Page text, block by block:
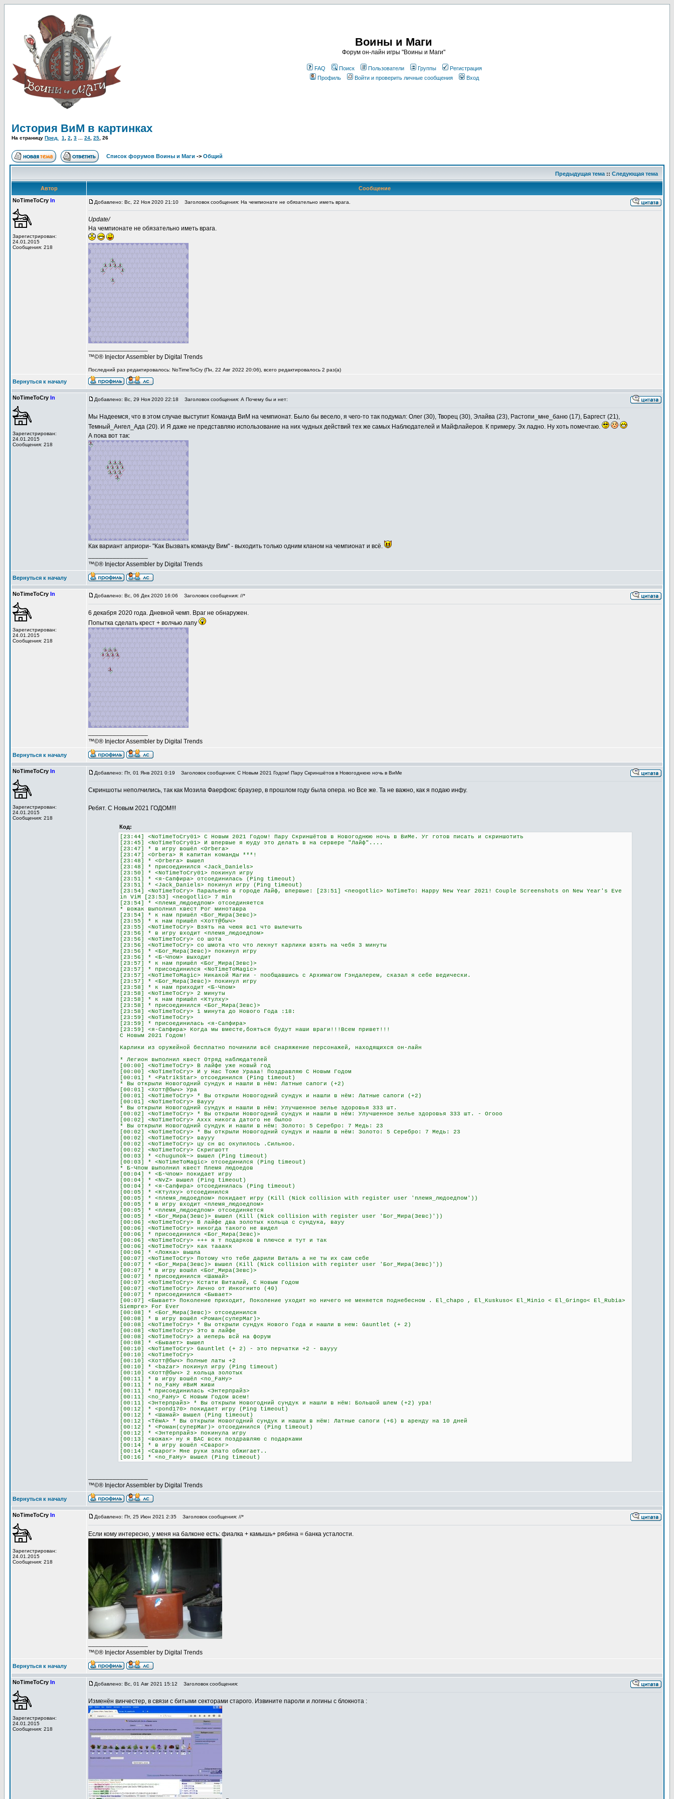
Воины и Маги
Форум он-лайн игры "Воины и Маги"
FAQ Поиск Пользователи Группы
Регистрация
Профиль
Войти и проверить личные сообщения Вход
История ВиМ в картинках
На страницу Пред. 1 2 3 24 25 26
Список форумов Воины и Маги -> Общий
Предыдущая тема :: Следующая тема
Автор
Сообщение
NoTimeToCry In
Зарегистрирован:
24.01.2015
Сообщения: 218
Добавлено: Вс, 22 Ноя 2020 21:10 Заголовок сообщения: На чемпионате не обязательно иметь врага.
Update/
На чемпионате не обязательно иметь врага.
™©® Injector Assembler by Digital Trends
Последний раз редактировалось: NoTimeToCry (Пн, 22 Авг 2022 20:06), всего редактировалось 2 раз(а)
Вернуться к началу
NoTimeToCry In
Зарегистрирован:
24.01.2015
Сообщения: 218
Добавлено: Вс, 29 Ноя 2020 22:18 Заголовок сообщения: А Почему бы и нет:
Мы Надеемся, что в этом случае выступит Команда ВиМ на чемпионат. Было бы весело, я чего-то так подумал: Олег (30), Творец (30), Элайва (23), Растопи_мне_баню (17), Баргест (21),
Темный_Ангел_Ада (20). И Я даже не представляю использование на них чудных действий тех же самых Наблюдателей и Майфлайеров. К примеру. Эх ладно. Ну хоть помечтаю.
А пока вот так:
Как вариант априори- "Как Вызвать команду Вим" - выходить только одним кланом на чемпионат и всё.
™©® Injector Assembler by Digital Trends
Вернуться к началу
NoTimeToCry In
Зарегистрирован:
24.01.2015
Сообщения: 218
Добавлено: Вс, 06 Дек 2020 16:06 Заголовок сообщения: //*
6 декабря 2020 года. Дневной чемп. Враг не обнаружен.
Попытка сделать крест + волчью лапу
™©® Injector Assembler by Digital Trends
Вернуться к началу
NoTimeToCry In
Зарегистрирован:
24.01.2015
Сообщения: 218
Добавлено: Пт, 01 Янв 2021 0:19 Заголовок сообщения: C Новым 2021 Годом! Пару Скриншётов в Новогоднюю ночь в ВиМе
Скриншоты неполчились, так как Мозила Фаерфокс браузер, в прошлом году была опера. но Все же. Та не важно, как я подаю инфу.
Ребят. С Новым 2021 ГОДОМ!!!
Код:
[23:44] <NoTimeToCry01> C Новым 2021 Годом! Пару Скриншётов в Новогоднюю ночь в ВиМе. Уг готов писать и скриншотить
[23:45] <NoTimeToCry01> И впервые я юуду это делать в на сервере "Лайф"....
[23:47] * в игру вошёл <Orbera>
[23:47] <Orbera> Я капитан команды ***!
[23:48] * <Orbera> вышел
[23:48] * присоединился <Jack_Daniels>
[23:50] * <NoTimeToCry01> покинул игру
[23:51] * <я-Сапфира> отсоединилась (Ping timeout)
[23:51] * <Jack_Daniels> покинул игру (Ping timeout)
[23:54] <NoTimeToCry> Паральено в городе Лайф, впервые: [23:51] <neogotlic> NoTimeTo: Happy New Year 2021! Couple Screenshots on New Year's Eve
in ViM [23:53] <neogotlic> 7 min
[23:54] * <племя_людоедпом> отсоединяется
* вожак выполнил квест Рог минотавра
[23:54] * к нам пришёл <Бог_Мира(Зевс)>
[23:55] * к нам пришёл <Хотт@быч>
[23:55] <NoTimeToCry> Взять на чеюя вс1 что вылечить
[23:56] * в игру входит <племя_людоедпом>
[23:56] <NoTimeToCry> со шота
[23:56] <NoTimeToCry> со шмота что что лекнут карлики взять на чебя 3 минуты
[23:56] * <Бог_Мира(Зевс)> покинул игру
[23:56] * <Б-Чпом> выходит
[23:57] * к нам пришёл <Бог_Мира(Зевс)>
[23:57] * присоединился <NoTimeToMagic>
[23:57] <NoTimeToMagic> Никакой Магии - пообщавшись с Архимагом Гэндалерем, сказал я себе ведически.
[23:57] * <Бог_Мира(Зевс)> покинул игру
[23:58] * к нам приходит <Б-Чпом>
[23:58] <NoTimeToCry> 2 минуты
[23:58] * к нам пришёл <Ктулху>
[23:58] * присоединился <Бог_Мира(Зевс)>
[23:58] <NoTimeToCry> 1 минута до Нового Года :18:
[23:59] <NoTimeToCry>
[23:59] * присоединилась <я-Сапфира>
[23:59] <я-Сапфира> Когда мы вместе,бояться будут наши враги!!!Всем привет!!!
C Новым 2021 Годом!
Карлики из оружейной бесплатно починили всё снаряжение персонажей, находящихся он-лайн
* Легион выполнил квест Отряд наблюдателей
[00:00] <NoTimeToCry> В лайфе уже новый год
[00:00] <NoTimeToCry> И у Нас Тоже Урааа! Поздравляю С Новым Годом
[00:01] * <PatrikStar> отсоединился (Ping timeout)
* Вы открыли Новогодний сундук и нашли в нём: Латные сапоги (+2)
[00:01] <Хотт@быч> Ура
[00:01] <NoTimeToCry> * Вы открыли Новогодний сундук и нашли в нём: Латные сапоги (+2)
[00:01] <NoTimeToCry> Ваууу
* Вы открыли Новогодний сундук и нашли в нём: Улучшенное зелье здоровья 333 шт.
[00:02] <NoTimeToCry> * Вы открыли Новогодний сундук и нашли в нём: Улучшенное зелье здоровья 333 шт. - Огооо
[00:02] <NoTimeToCry> Аххх никога датого не былоо
* Вы открыли Новогодний сундук и нашли в нём: Золото: 5 Серебро: 7 Медь: 23
[00:02] <NoTimeToCry> * Вы открыли Новогодний сундук и нашли в нём: Золото: 5 Серебро: 7 Медь: 23
[00:02] <NoTimeToCry> ваууу
[00:02] <NoTimeToCry> цу сн вс окупилось .Сильноо.
[00:02] <NoTimeToCry> Скригшотт
[00:03] * <chugunok~> вышел (Ping timeout)
[00:03] * <NoTimeToMagic> отсоединился (Ping timeout)
* Б-Чпом выполнил квест Племя людоедов
[00:04] * <Б-Чпом> покидает игру
[00:04] * <NvZ> вышел (Ping timeout)
[00:04] * <я-Сапфира> отсоединилась (Ping timeout)
[00:05] * <Ктулху> отсоединился
[00:05] * <племя_людоедпом> покидает игру (Kill (Nick collision with register user 'племя_людоедпом'))
[00:05] * в игру входит <племя_людоедпом>
[00:05] * <племя_людоедпом> отсоединяется
[00:05] * <Бог_Мира(Зевс)> вышел (Kill (Nick collision with register user 'Бог_Мира(Зевс)'))
[00:06] <NoTimeToCry> В лайфе два золотых кольца с сундука, вауу
[00:06] <NoTimeToCry> никогда такого не видел
[00:06] * присоединился <Бог_Мира(Зевс)>
[00:06] <NoTimeToCry> +++ я т подарков в плючсе и тут и так
[00:06] <NoTimeToCry> как тааакк
[00:06] * <Ложка> вышла
[00:07] <NoTimeToCry> Потому что тебе дарили Виталь а не ты их сам себе
[00:07] * <Бог_Мира(Зевс)> вышел (Kill (Nick collision with register user 'Бог_Мира(Зевс)'))
[00:07] * в игру вошёл <Бог_Мира(Зевс)>
[00:07] * присоединился <Шамай>
[00:07] <NoTimeToCry> Кстати Виталий, С Новым Годом
[00:07] <NoTimeToCry> Лично от Инкогнито (40)
[00:07] * присоединился <Бывает>
[00:07] <Бывает> Поколение приходит, Поколение уходит но ничего не меняется поднебесном . El_chapo , El_Kuskuso< El_Minio < El_Gringo< El_Rubia>
Siempre> For Ever
[00:08] * <Бог_Мира(Зевс)> отсоединился
[00:08] * в игру вошёл <Роман(суперМаг)>
[00:08] <NoTimeToCry> * Вы открыли сундук Нового Года и нашли в нем: Gauntlet (+ 2)
[00:08] <NoTimeToCry> Это в лайфе
[00:08] <NoTimeToCry> а иеперь всй на форум
[00:08] * <Бывает> вышел
[00:10] <NoTimeToCry> Gauntlet (+ 2) - это перчатки +2 - ваууу
[00:10] <NoTimeToCry>
[00:10] <Хотт@быч> Полные латы +2
[00:10] * <bazar> покинул игру (Ping timeout)
[00:10] <Хотт@быч> 2 кольца золотых
[00:11] * в игру вошёл <no_FaHy>
[00:11] * no_FaHy #ВиМ живи
[00:11] * присоединилась <Энтерпрайз>
[00:11] <no_FaHy> С Новым Годом всем!
[00:11] <Энтерпрайз> * Вы открыли Новогодний сундук и нашли в нём: Большой шлем (+2) ура!
[00:12] * <pond170> покидает игру (Ping timeout)
[00:12] * <Шамай> вышел (Ping timeout)
[00:12] <ТёмА> * Вы открыли Новогодний сундук и нашли в нём: Латные сапоги (+6) в аренду на 10 дней
[00:12] * <Роман(суперМаг)> отсоединился (Ping timeout)
[00:12] * <Энтерпрайз> покинула игру
[00:13] <вожак> ну я ВАС всех поздравляю с подарками
[00:14] * в игру вошёл <Сварог>
[00:14] <Сварог> Мне руки злато обжигает..
[00:16] * <no_FaHy> вышел (Ping timeout)
™©® Injector Assembler by Digital Trends
Вернуться к началу
NoTimeToCry In
Зарегистрирован:
24.01.2015
Сообщения: 218
Добавлено: Пт, 25 Июн 2021 2:35 Заголовок сообщения: //*
Если кому интересно, у меня на балконе есть: фиалка + камышь+ рябина = банка усталости.
™©® Injector Assembler by Digital Trends
Вернуться к началу
NoTimeToCry In
Зарегистрирован:
24.01.2015
Сообщения: 218
Добавлено: Вс, 01 Авг 2021 15:12 Заголовок сообщения:
Изменён винчестер, в связи с битыми секторами старого. Извините пароли и логины с блокнота :